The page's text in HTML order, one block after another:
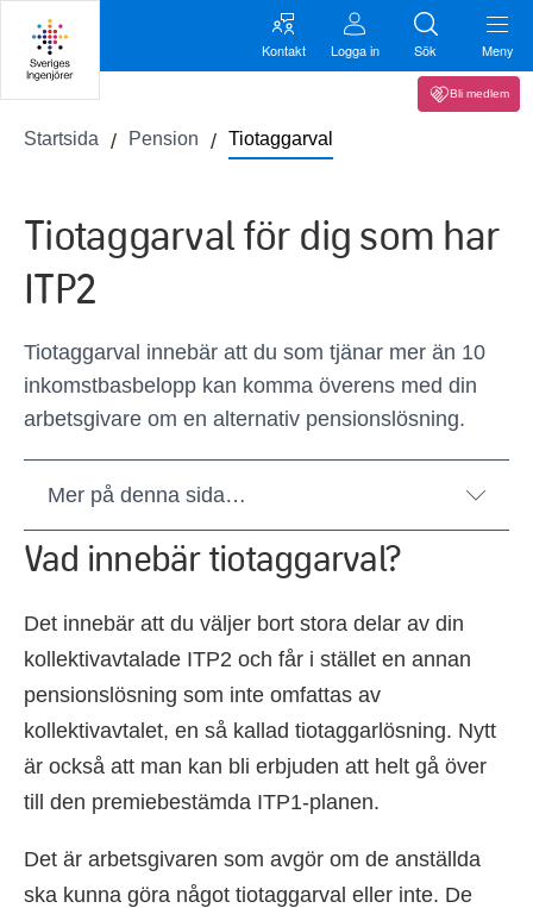
Kontakt Logga in Sök Meny
Bli medlem
Startsida Pension Tiotaggarval
Tiotaggarval för dig som har
ITP2
Tiotaggarval innebär att du som tjänar mer än 10
inkomstbasbelopp kan komma överens med din
arbetsgivare om en alternativ pensionslösning.
Mer på denna sida…
Vad innebär tiotaggarval?
Det innebär att du väljer bort stora delar av din
kollektivavtalade ITP2 och får i stället en annan
pensionslösning som inte omfattas av
kollektivavtalet, en så kallad tiotaggarlösning. Nytt
är också att man kan bli erbjuden att helt gå över
till den premiebestämda ITP1-planen.
Det är arbetsgivaren som avgör om de anställda
ska kunna göra något tiotaggarval eller inte. De